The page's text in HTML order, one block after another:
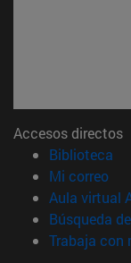
Accesos directos
Biblioteca
Mi correo
Aula virtual
Búsqueda
Trabaja con